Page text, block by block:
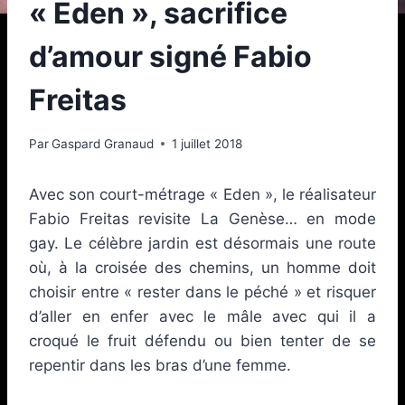
« Eden », sacrifice
d’amour signé Fabio
Freitas
ParGaspard Granaud 1 juillet 2018
Avec son court-métrage « Eden », le réalisateur
Fabio Freitas revisite La Genèse… en mode
gay. Le célèbre jardin est désormais une route
où, à la croisée des chemins, un homme doit
choisir entre « rester dans le péché » et risquer
d’aller en enfer avec le mâle avec qui il a
croqué le fruit défendu ou bien tenter de se
repentir dans les bras d’une femme.